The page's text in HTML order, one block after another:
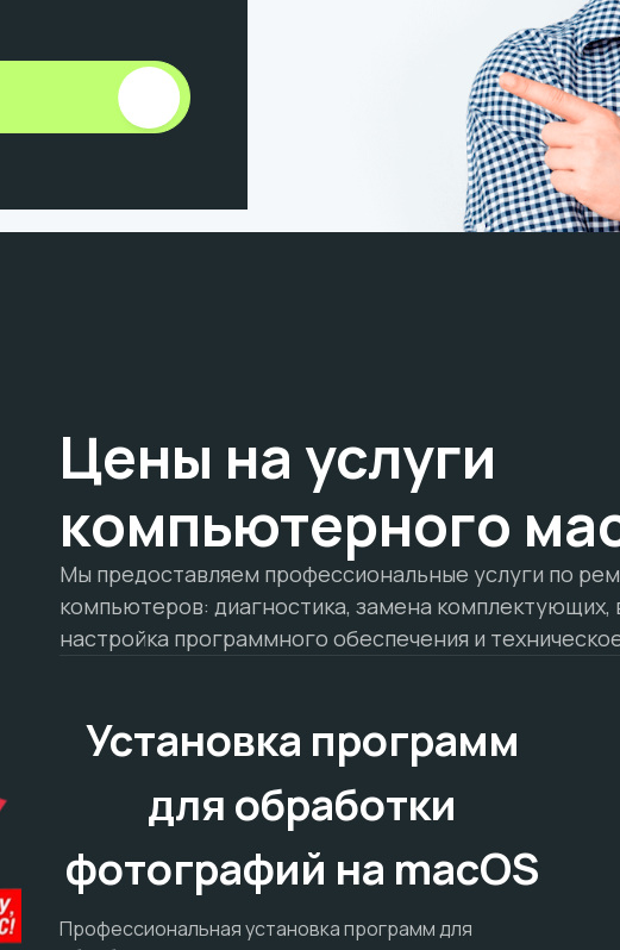
Цены на услуги
компьютерного
Мы предоставляем профессиональные услуги по
компьютеров: диагностика, замена комплектующих,
настройка программного обеспечения и
Установка программ
для обработки
фотографий на macOS
Профессиональная установка программ для